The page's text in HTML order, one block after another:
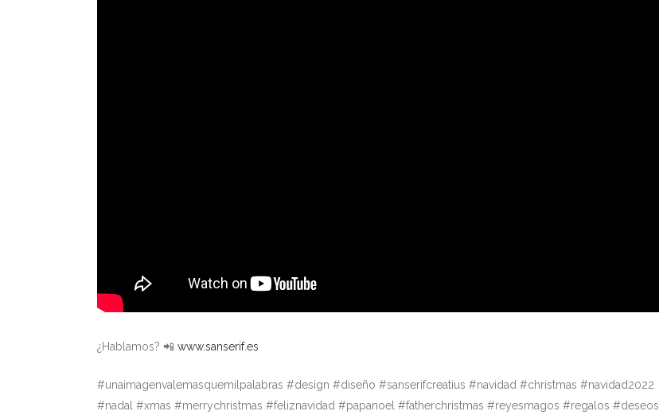
¿Hablamos? 📲 www.sanserif.es
#unaimagenvalemasquemilpalabras #design #diseño #sanserifcreatius #navidad #christmas #navidad2022
#nadal #xmas #merrychristmas #feliznavidad #papanoel #fatherchristmas #reyesmagos #regalos #deseos